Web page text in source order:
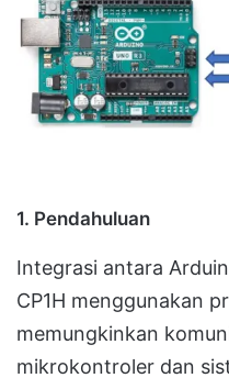
1. Pendahuluan
Integrasi antara
CP1H menggunakan
memungkinkan
mikrokontroler dan